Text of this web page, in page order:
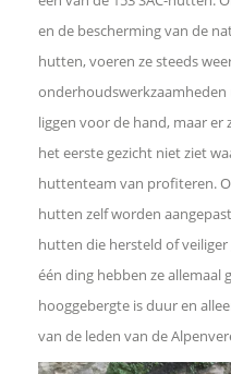
p
c
e
b
en de bescherming van de
hutten, voeren ze steeds
liggen voor de hand, maar er
het eerste gezicht niet ziet
huttenteam van profiteren.
hutten zelf worden
hutten die hersteld of
één ding hebben ze allemaal
hooggebergte is duur en
van de leden van de